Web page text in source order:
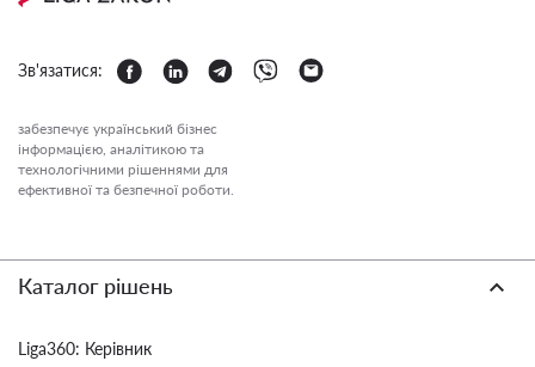
Зв'язатися:
забезпечує український бізнес
інформацією, аналітикою та
технологічними рішеннями для
ефективної та безпечної роботи.
Каталог рішень
Liga360: Керівник